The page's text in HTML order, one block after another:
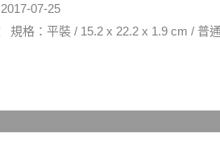
07-25
規格：平裝 / 15.2 x 22.2 x 1.9 cm / 普